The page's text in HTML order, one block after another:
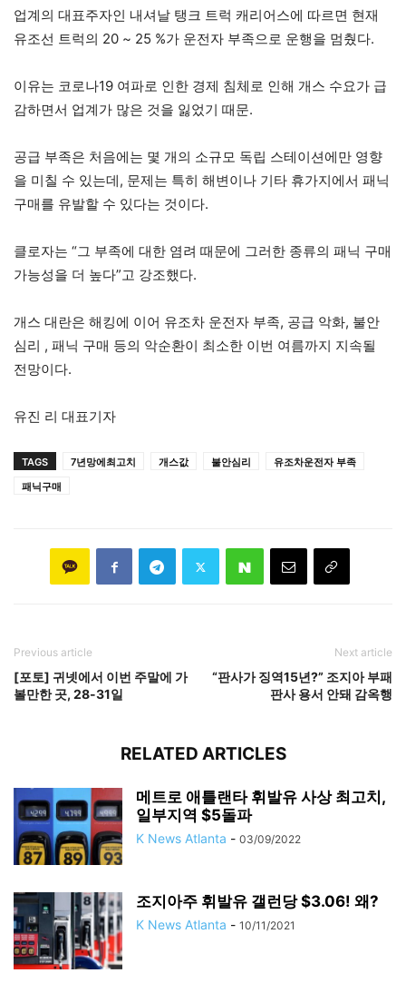
업계의 대표주자인 내셔날 탱크 트럭 캐리어스에 따르면 현재
유조선 트럭의 20 ~ 25 %가 운전자 부족으로 운행을 멈췄다.
이유는 코로나19 여파로 인한 경제 침체로 인해 개스 수요가 급
감하면서 업계가 많은 것을 잃었기 때문.
공급 부족은 처음에는 몇 개의 소규모 독립 스테이션에만 영향
을 미칠 수 있는데, 문제는 특히 해변이나 기타 휴가지에서 패닉
구매를 유발할 수 있다는 것이다.
클로자는 “그 부족에 대한 염려 때문에 그러한 종류의 패닉 구매
가능성을 더 높다”고 강조했다.
개스 대란은 해킹에 이어 유조차 운전자 부족, 공급 악화, 불안
심리 , 패닉 구매 등의 악순환이 최소한 이번 여름까지 지속될
전망이다.
유진 리 대표기자
TAGS 7년망에최고치 개스값 불안심리
유조차운전자 부족
패닉구매
Previous article
[포토] 귀넷에서 이번 주말에 가
볼만한 곳, 28-31일
Next article
“판사가 징역15년?” 조지아 부패
판사 용서 안돼 감옥행
RELATED ARTICLES
메트로 애틀랜타 휘발유 사상 최고치,
일부지역 $5돌파
K News Atlanta - 03/09/2022
조지아주 휘발유 갤런당 $3.06! 왜?
K News Atlanta - 10/11/2021